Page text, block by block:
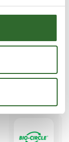
Direkte
kontakt